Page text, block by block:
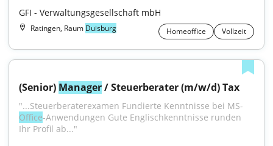
GFI - Verwaltungsgesellschaft mbH
Ratingen, Raum Duisburg Homeoffice Vollzeit
(Senior) Manager / Steuerberater (m/w/d) Tax
"...Steuerberaterexamen Fundierte Kenntnisse bei MS-
Office-Anwendungen Gute Englischkenntnisse runden
Ihr Profil ab..."